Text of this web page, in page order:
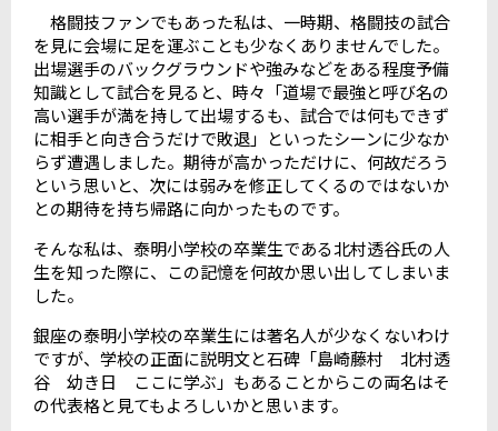
格闘技ファンでもあった私は、一時期、格闘技の試合
を見に会場に足を運ぶことも少なくありませんでした。
出場選手のバックグラウンドや強みなどをある程度予備
知識として試合を見ると、時々「道場で最強と呼び名の
高い選手が満を持して出場するも、試合では何もできず
に相手と向き合うだけで敗退」といったシーンに少なか
らず遭遇しました。期待が高かっただけに、何故だろう
という思いと、次には弱みを修正してくるのではないか
との期待を持ち帰路に向かったものです。
そんな私は、泰明小学校の卒業生である北村透谷氏の人
生を知った際に、この記憶を何故か思い出してしまいま
した。
銀座の泰明小学校の卒業生には著名人が少なくないわけ
ですが、学校の正面に説明文と石碑「島崎藤村 北村透
谷 幼き日 ここに学ぶ」もあることからこの両名はそ
の代表格と見てもよろしいかと思います。